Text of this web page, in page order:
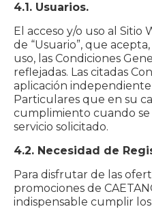
4.1. Usuarios.
El acceso y/o uso al
de “Usuario”, que
uso, las Condiciones
reflejadas. Las citadas
aplicación
Particulares que en su
cumplimiento cuando
servicio solicitado.
4.2. Necesidad de
Para disfrutar de las
promociones de
indispensable cumplir